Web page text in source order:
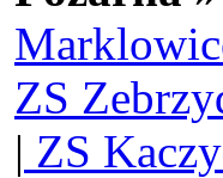
ZS
| ZS